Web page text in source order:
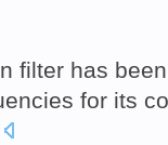
filter has
for its